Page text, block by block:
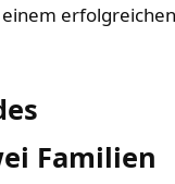
erfolgreichen
Familien